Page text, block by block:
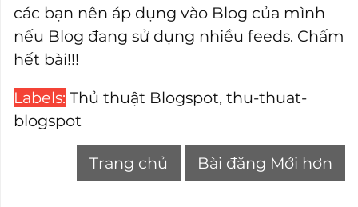
các bạn nên áp dụng vào Blog của mình
nếu Blog đang sử dụng nhiều feeds. Chấm
hết bài!!!
Labels: Thủ thuật Blogspot, thu-thuat-
blogspot
Trang chủ Bài đăng Mới hơn